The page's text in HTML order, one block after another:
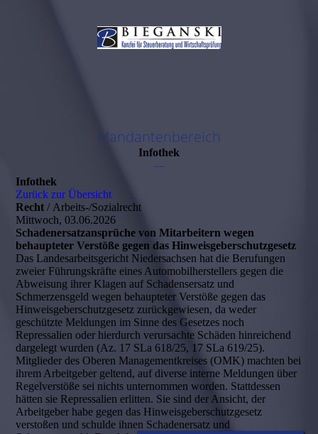
Mandantenbereich
Infothek
—
Infothek
Zurück zur Übersicht
Recht / Arbeits-/Sozialrecht
Mittwoch, 03.06.2026
Schadenersatzansprüche von Mitarbeitern wegen
behaupteter Verstöße gegen das Hinweisgeberschutzgesetz
Das Landesarbeitsgericht Niedersachsen hat die Berufungen
zweier Führungskräfte eines Automobilherstellers gegen die
Abweisung ihrer Klagen auf Schadensersatz und
Schmerzensgeld wegen behaupteter Verstöße gegen das
Hinweisgeberschutzgesetz zurückgewiesen, da weder
geschützte Meldungen im Sinne des Gesetzes noch
Repressalien oder hierdurch verursachte Schäden hinreichend
dargelegt wurden (Az. 17 SLa 618/25, 17 SLa 619/25).
Mitglieder des Oberen Managementkreises (OMK) machten bei
ihrem Arbeitgeber geltend, auf diverse interne Meldungen über
Regelverstöße sei nichts unternommen worden. Stattdessen
hätten sie Repressalien erlitten. Sie sind der Ansicht, der
Arbeitgeber habe gegen das Hinweisgeberschutzgesetz
verstoßen und schulde ihnen Schadenersatz und